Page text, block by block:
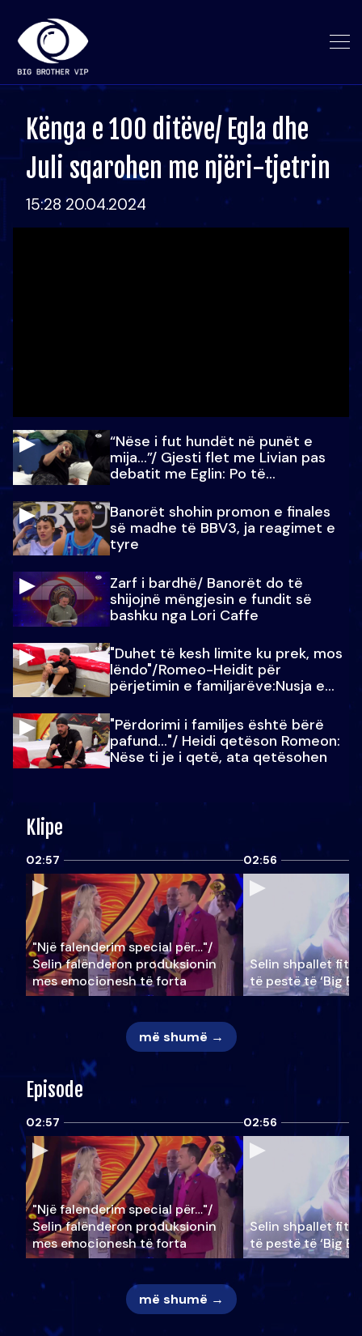
Kënga e 100 ditëve/ Egla dhe
Juli sqarohen me njëri-tjetrin
15:28 20.04.2024
“Nëse i fut hundët në punët e
mija…”/ Gjesti flet me Livian pas
debatit me Eglin: Po të
Banorët shohin promon e finales
së madhe të BBV3, ja reagimet e
tyre
Zarf i bardhë/ Banorët do të
shijojnë mëngjesin e fundit së
bashku nga Lori Caffe
"Duhet të kesh limite ku prek, mos
lëndo"/Romeo-Heidit për
përjetimin e familjarëve:Nusja e
"Përdorimi i familjes është bërë
pafund…"/ Heidi qetëson Romeon:
Nëse ti je i qetë, ata qetësohen
Klipe
02:57
"Një falenderim special për…"/
Selin falënderon produksionin
mes emocionesh të forta
02:56
Selin shpallet
të pestë të ‘Big
më shumë →
Episode
02:57
"Një falenderim special për…"/
Selin falënderon produksionin
mes emocionesh të forta
02:56
Selin shpallet
të pestë të ‘Big
më shumë →